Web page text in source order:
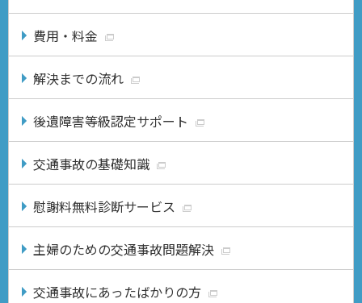
費用・料金
解決までの流れ
後遺障害等級認定サポート
交通事故の基礎知識
慰謝料無料診断サービス
主婦のための交通事故問題解決
交通事故にあったばかりの方